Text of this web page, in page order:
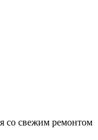
со свежим ремонтом